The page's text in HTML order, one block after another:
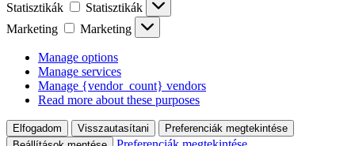
Statisztikák
Statisztikák
Marketing
Marketing
Manage options
Manage services
Manage {vendor_count} vendors
Read more about these purposes
Elfogadom Visszautasítani
Preferenciák megtekintése